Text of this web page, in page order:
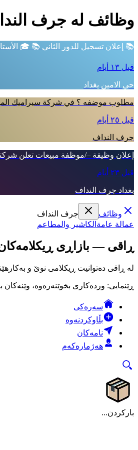
وظائف لە جرف
📚 إعلان تسجيل للدور الثاني 📚 🎓
قبل ١٣ أيام
حي الامين بغداد
مطلوب موضفه ؟ في شركة سيراميك الموقع جرف
قبل ٢٥ أيام
جرف النداف
إعلان وظيفة –/موظفة مبيعات تعلن
قبل ٢٣ أيام
بغداد جرف النداف
وظائف
جرف النداف
عمالة عامة الكاشير والمطاعم
ڕاقی — بازاڕی
لە ڕاقی دەتوانیت ڕیکلامی نوێ و
ڕێنمایی: وردەکاری بخوێنەرەوە،
سەرەکی
بڵاوکردنەوە
نامەکان
هەژمارەکەم
بارکردن...